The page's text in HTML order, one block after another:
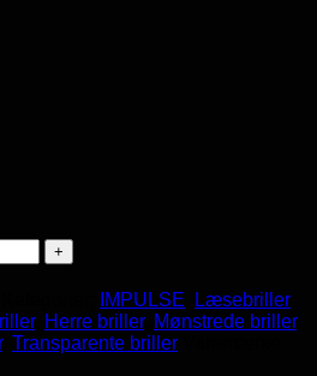
IMPULSE
Læsebriller
, Herre briller, Mønstrede briller,
, Transparente briller